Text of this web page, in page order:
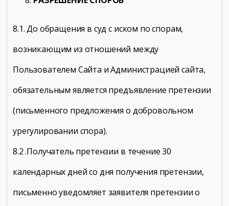
8.1. До обращения в суд с иском по спорам,
возникающим из отношений между
Пользователем Сайта и Администрацией сайта,
обязательным является предъявление претензии
(письменного предложения о добровольном
урегулировании спора).
8.2 .Получатель претензии в течение 30
календарных дней со дня получения претензии,
письменно уведомляет заявителя претензии о